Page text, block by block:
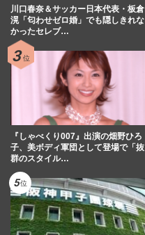
川口春奈＆サッカー日本代表・板倉
滉「匂わせゼロ婚」でも隠しきれな
かったセレブ…
『しゃべくり007』出演の畑野ひろ
子、美ボディ軍団として登場で「抜
群のスタイル…